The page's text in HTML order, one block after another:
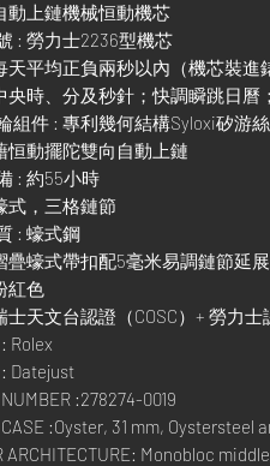
動上鏈機械恒動機芯
: 勞力士2236型機芯
天平均正負兩秒以內（機芯裝進
央時、分及秒針；快調瞬跳日曆
組件 : 專利幾何結構Syloxi矽游
恒動擺陀雙向自動上鏈
: 約55小時
式，三格鏈節
: 蠔式鋼
疊蠔式帶扣配5毫米易調鏈節延
紅色
士天文台認證（COSC）+ 勞力士
Rolex
: Datejust
:278274-0019
CASE :Oyster, 31 mm, Oystersteel
ARCHITECTURE: Monobloc